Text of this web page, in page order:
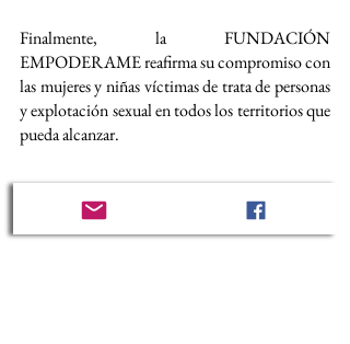
Finalmente, la FUNDACIÓN
EMPODERAME reafirma su compromiso con
las mujeres y niñas víctimas de trata de personas
y explotación sexual en todos los territorios que
pueda alcanzar.